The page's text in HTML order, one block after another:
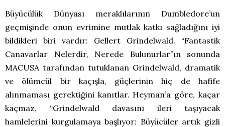
Büyücülük Dünyası meraklılarının Dumbledore’un
geçmişinde onun evrimine mutlak katkı sağladığını iyi
bildikleri biri vardır: Gellert Grindelwald. “Fantastik
Canavarlar Nelerdir, Nerede Bulunurlar”ın sonunda
MACUSA tarafından tutuklanan Grindelwald, dramatik
ve ölümcül bir kaçışla, güçlerinin hiç de hafife
alınmaması gerektiğini kanıtlar. Heyman’a göre, kaçar
kaçmaz, “Grindelwald davasını ileri taşıyacak
hamlelerini kurgulamaya başlıyor: Büyücüler artık gizli